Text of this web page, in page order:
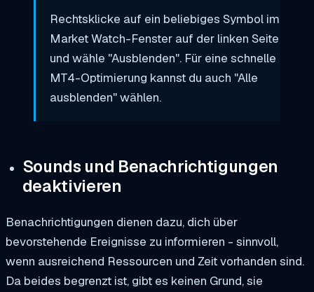
Rechtsklicke auf ein beliebiges Symbol im
Market Watch-Fenster auf der linken Seite
und wähle "Ausblenden". Für eine schnelle
MT4-Optimierung kannst du auch "Alle
ausblenden" wählen.
Sounds und Benachrichtigungen
deaktivieren
Benachrichtigungen dienen dazu, dich über
bevorstehende Ereignisse zu informieren - sinnvoll,
wenn ausreichend Ressourcen und Zeit vorhanden sind.
Da beides begrenzt ist, gibt es keinen Grund, sie